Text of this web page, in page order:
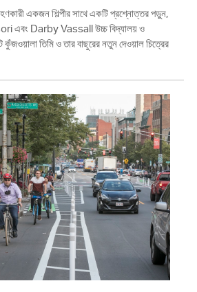
একজন শিল্পীর সাথে একটি প্রশ্নোত্তর পড়ুন,
এবং Darby Vassall উচ্চ বিদ্যালয় ও
কুঁজওয়ালা তিমি ও তার বাছুরের নতুন দেওয়াল চিত্রের